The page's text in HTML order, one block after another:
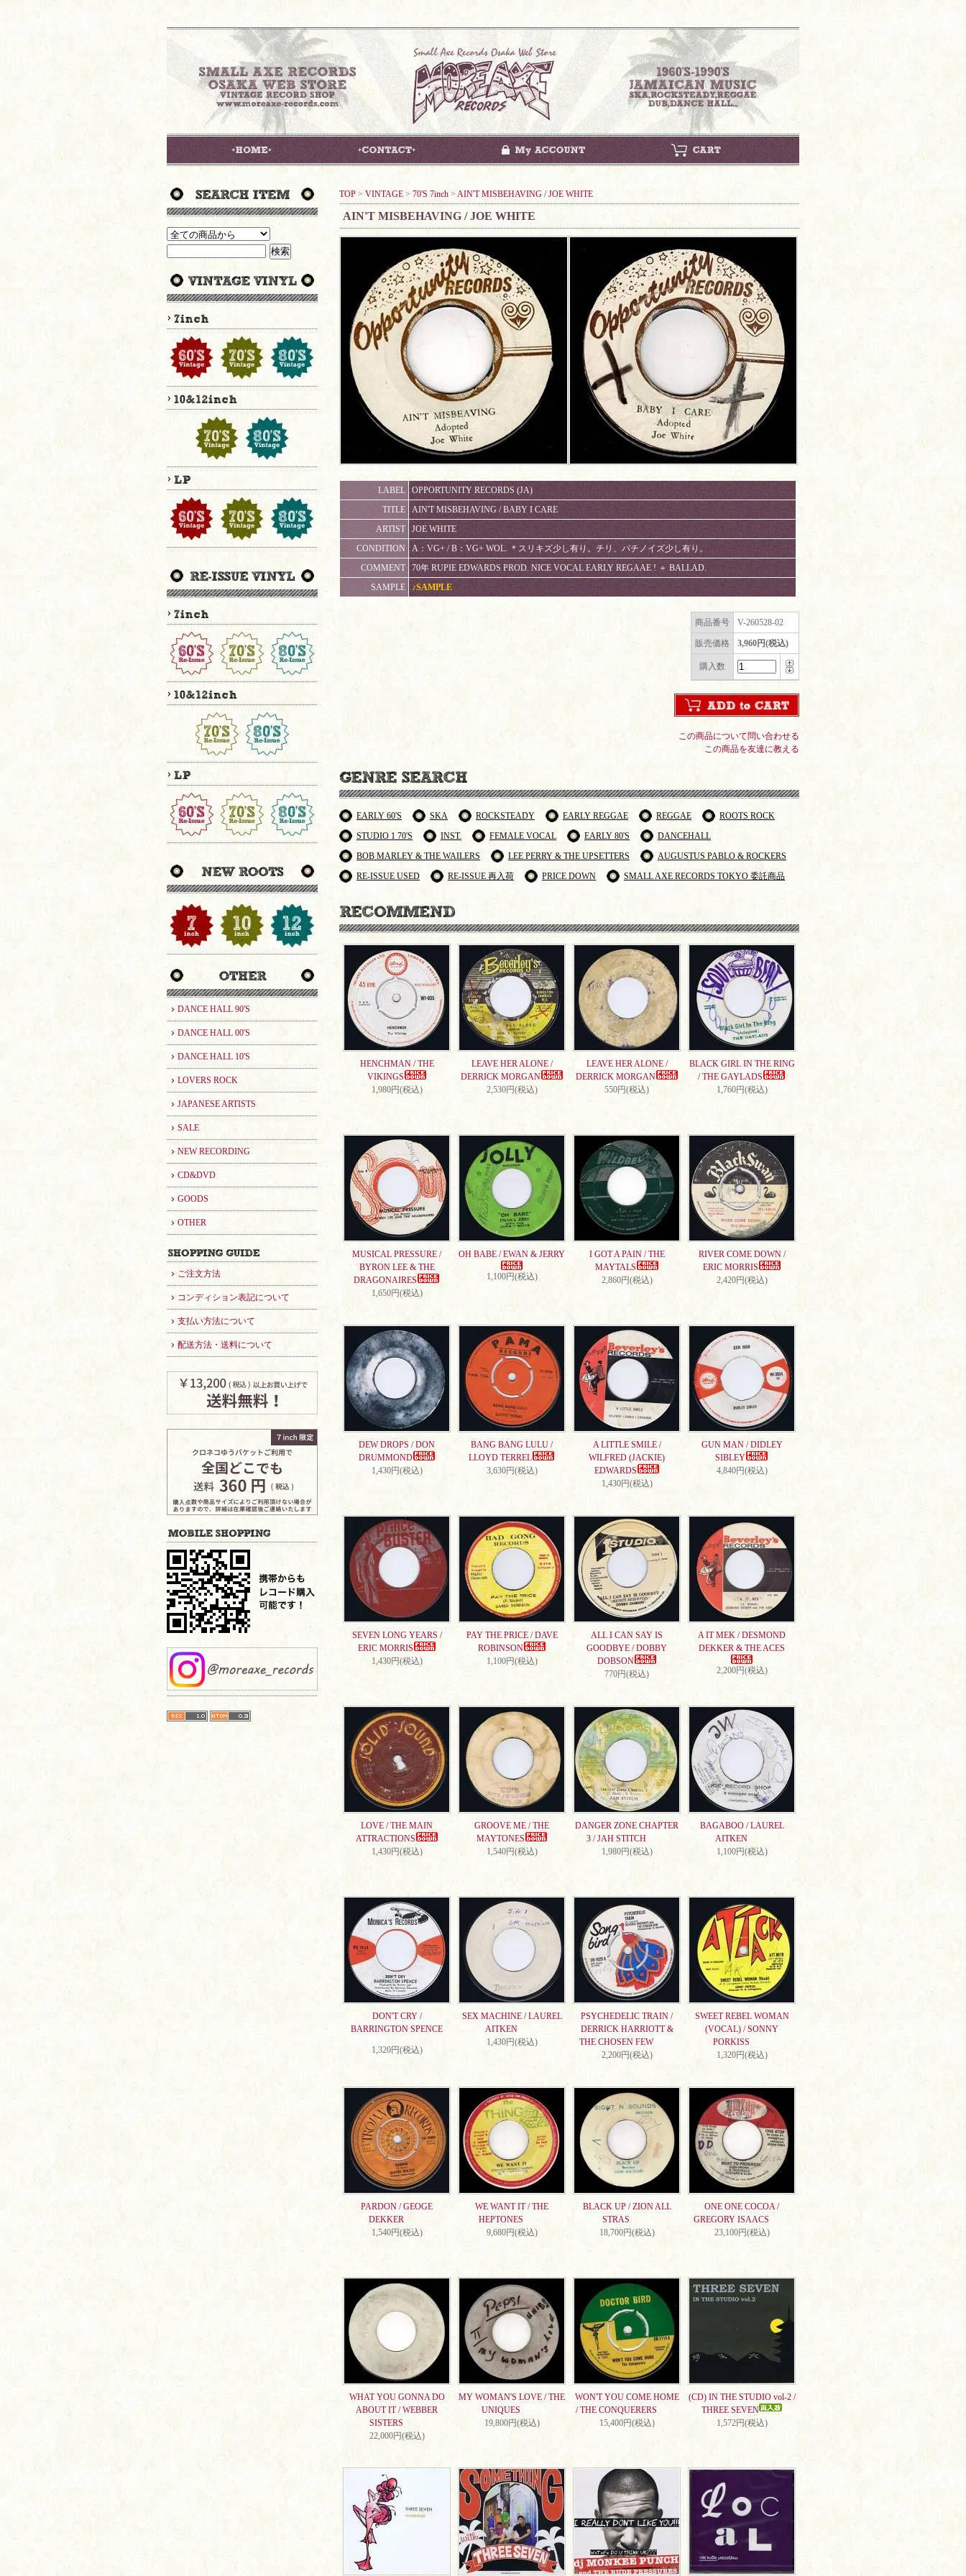
DANCE HALL 90'S
DANCE HALL 00'S
DANCE HALL 10'S
LOVERS ROCK
JAPANESE ARTISTS
SALE
NEW RECORDING
CD&DVD
GOODS
OTHER
ご注文方法
コンディション表記について
支払い方法について
配送方法・送料について
TOP > VINTAGE > 70'S 7inch > AIN'T MISBEHAVING / JOE WHITE
AIN'T MISBEHAVING / JOE WHITE
LABEL
OPPORTUNITY RECORDS (JA)
TITLE
AIN'T MISBEHAVING / BABY I CARE
ARTIST
JOE WHITE
CONDITION
A：VG+ / B：VG+ WOL. ＊スリキズ少し有り。チリ、パチノイズ少し有り。
COMMENT
70年 RUPIE EDWARDS PROD. NICE VOCAL EARLY REGAAE ! ＋ BALLAD.
SAMPLE
♪SAMPLE
商品番号 V-260528-02
販売価格 3,960円(税込)
購入数
この商品について問い合わせる
この商品を友達に教える
EARLY 60'S SKA ROCKSTEADY EARLY REGGAE REGGAE
ROOTS ROCK
STUDIO 1 70'S
INST. FEMALE VOCAL EARLY 80'S
DANCEHALL
BOB MARLEY & THE WAILERS
LEE PERRY & THE UPSETTERS
AUGUSTUS PABLO & ROCKERS
RE-ISSUE USED
RE-ISSUE 再入荷 PRICE DOWN SMALL AXE RECORDS TOKYO 委託商品
HENCHMAN / THE
VIKINGS
1,980円(税込)
LEAVE HER ALONE /
DERRICK MORGAN
2,530円(税込)
LEAVE HER ALONE /
DERRICK MORGAN
550円(税込)
BLACK GIRL IN THE RING
/ THE GAYLADS
1,760円(税込)
MUSICAL PRESSURE /
BYRON LEE & THE
DRAGONAIRES
1,650円(税込)
OH BABE / EWAN & JERRY
1,100円(税込)
I GOT A PAIN / THE
MAYTALS
2,860円(税込)
RIVER COME DOWN /
ERIC MORRIS
2,420円(税込)
DEW DROPS / DON
DRUMMOND
1,430円(税込)
BANG BANG LULU /
LLOYD TERREL
3,630円(税込)
A LITTLE SMILE /
WILFRED (JACKIE)
EDWARDS
1,430円(税込)
GUN MAN / DIDLEY
SIBLEY
4,840円(税込)
SEVEN LONG YEARS /
ERIC MORRIS
1,430円(税込)
PAY THE PRICE / DAVE
ROBINSON
1,100円(税込)
ALL I CAN SAY IS
GOODBYE / DOBBY
DOBSON
770円(税込)
A IT MEK / DESMOND
DEKKER & THE ACES
2,200円(税込)
LOVE / THE MAIN
ATTRACTIONS
1,430円(税込)
GROOVE ME / THE
MAYTONES
1,540円(税込)
DANGER ZONE CHAPTER
3 / JAH STITCH
1,980円(税込)
BAGABOO / LAUREL
AITKEN
1,100円(税込)
DON'T CRY /
BARRINGTON SPENCE
1,320円(税込)
SEX MACHINE / LAUREL
AITKEN
1,430円(税込)
PSYCHEDELIC TRAIN /
DERRICK HARRIOTT &
THE CHOSEN FEW
2,200円(税込)
SWEET REBEL WOMAN
(VOCAL) / SONNY
PORKISS
1,320円(税込)
PARDON / GEOGE
DEKKER
1,540円(税込)
WE WANT IT / THE
HEPTONES
9,680円(税込)
BLACK UP / ZION ALL
STRAS
18,700円(税込)
ONE ONE COCOA /
GREGORY ISAACS
23,100円(税込)
WHAT YOU GONNA DO
ABOUT IT / WEBBER
SISTERS
22,000円(税込)
MY WOMAN'S LOVE / THE
UNIQUES
19,800円(税込)
WON'T YOU COME HOME
/ THE CONQUERERS
15,400円(税込)
(CD) IN THE STUDIO vol-2 /
THREE SEVEN
1,572円(税込)